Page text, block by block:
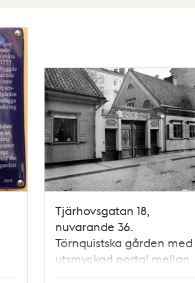
Tjärhovsgatan 18,
nuvarande 36.
Törnquistska gården med
utsmyckad portal mellan
trähusen